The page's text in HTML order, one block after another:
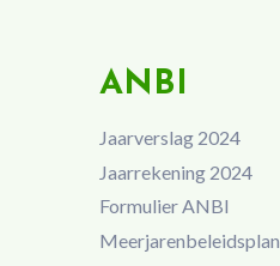
ANBI
Jaarverslag 2024
Jaarrekening 2024
Formulier ANBI
Meerjarenbeleidsplan